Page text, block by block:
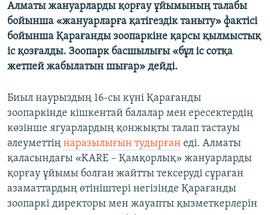
Алматы жануарларды қорғау ұйымының талабы
бойынша «жануарларға қатігездік таныту» фактісі
бойынша Қарағанды зоопаркіне қарсы қылмыстық
іс қозғалды. Зоопарк басшылығы «бұл іс сотқа
жетпей жабылатын шығар» дейді.
Биыл наурыздың 16-сы күні Қарағанды
зоопаркінде кішкентай балалар мен ересектердің
көзінше ягуарлардың қонжықты талап тастауы
әлеуметтің наразылығын тудырған еді. Алматы
қаласындағы «KARE – Қамқорлық» жануарларды
қорғау ұйымы болған жайтты тексеруді сұраған
азаматтардың өтініштері негізінде Қарағанды
зоопаркі директоры мен жауапты қызметкерлерін